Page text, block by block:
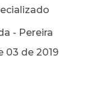
- Pereira
03 de 2019